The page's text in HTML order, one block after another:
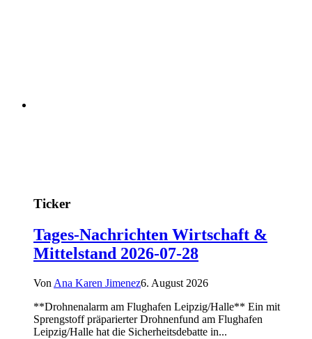
Ticker
Tages-Nachrichten Wirtschaft &
Mittelstand 2026-07-28
Von Ana Karen Jimenez6. August 2026
**Drohnenalarm am Flughafen Leipzig/Halle** Ein mit
Sprengstoff präparierter Drohnenfund am Flughafen
Leipzig/Halle hat die Sicherheitsdebatte in...